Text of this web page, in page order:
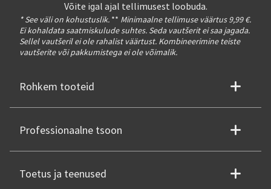
Võite igal ajal tellimusest loobuda.
* See väli on kohustuslik. ** Minimaalne tellimuse väärtus 9,99 €.
Ei kohaldata saatmiskulude suhtes. Seda vautšerit ei saa jagada.
Sellel vautšeril ei ole rahalist väärtust. Kombineerimine teiste
vautšerite või pakkumistega ei ole võimalik.
Rohkem tooteid
Professionaalne tsoon
Toetus ja teenused